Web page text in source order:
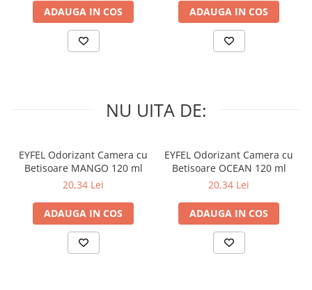
ADAUGA IN COS ADAUGA IN COS
NU UITA DE:
EYFEL Odorizant Camera cu
Betisoare MANGO 120 ml
20,34 Lei
ADAUGA IN COS
EYFEL Odorizant Camera cu
Betisoare OCEAN 120 ml
20,34 Lei
ADAUGA IN COS